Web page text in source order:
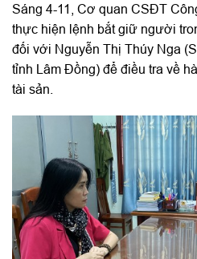
Sáng 4-11, Cơ quan CSĐT
thực hiện lệnh bắt giữ người
đối với Nguyễn Thị Thúy Nga
tỉnh Lâm Đồng) để điều tra về
tài sản.